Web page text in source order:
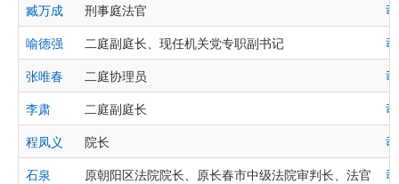
臧万成
刑事庭法官
喻德强
二庭副庭长、现任机关党专职副书记
张唯春
二庭协理员
李肃
二庭副庭长
程凤义
院长
石泉
原朝阳区法院院长、原长春市中级法院审判长、法官